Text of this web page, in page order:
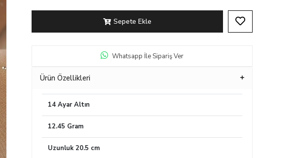
Sepete Ekle
Whatsapp İle Sipariş Ver
Ürün Özellikleri
14 Ayar Altın
12.45 Gram
Uzunluk 20.5 cm